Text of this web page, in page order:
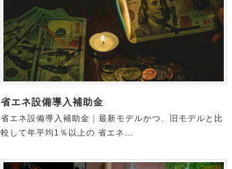
省エネ設備導入補助金
省エネ設備導入補助金｜最新モデルかつ、旧モデルと比
較して年平均1％以上の 省エネ…